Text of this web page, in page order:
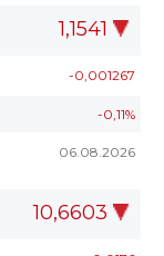
1,1541
-0,001267
-0,11%
06.08.2026
10,6603